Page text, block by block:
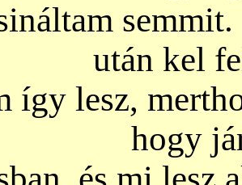
után kel
így lesz,
hogy